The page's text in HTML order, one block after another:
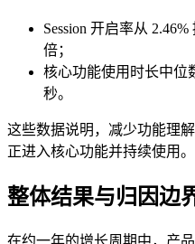
Session 开启率从
倍；
核心功能使用时长中位
秒。
这些数据说明，减少功能理
正进入核心功能并持续使用。
整体结果与归因边
在约一年的增长周期中，产